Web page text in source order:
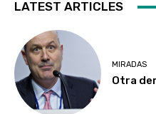
LATEST ARTICLES
MIRADAS
Otra